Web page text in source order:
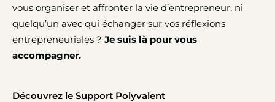
vous organiser et affronter la vie d’entrepreneur, ni
quelqu’un avec qui échanger sur vos réflexions
entrepreneuriales ? Je suis là pour vous
accompagner.
Découvrez le Support Polyvalent